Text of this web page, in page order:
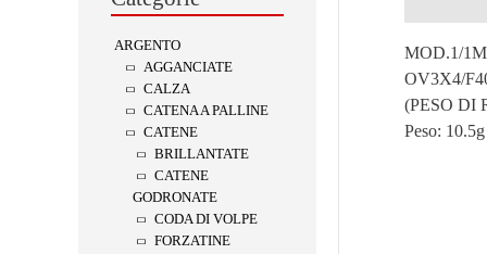
ARGENTO
AGGANCIATE
CALZA
CATENA A PALLINE
CATENE
BRILLANTATE
CATENE
GODRONATE
CODA DI VOLPE
FORZATINE
MOD.1/1M
OV3X4/
(PESO DI
Peso: 10.5g